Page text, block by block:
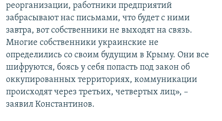
УКРАИНСКАЯ ПРОБЛЕМА КРЫМА
Все сайты RFE/RL
реорганизации, работники предприятий
забрасывают нас письмами, что будет с ними
завтра, вот собственники не выходят на связь.
Многие собственники украинские не
определились со своим будущим в Крыму. Они все
шифруются, боясь у себя попасть под закон об
оккупированных территориях, коммуникации
происходят через третьих, четвертых лиц», –
заявил Константинов.